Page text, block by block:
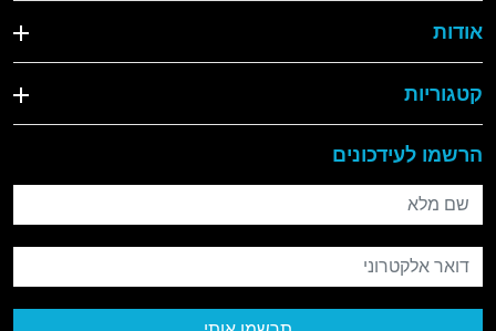
אודות
קטגוריות
הרשמו לעידכונים
שם מלא
דואר אלקטרוני